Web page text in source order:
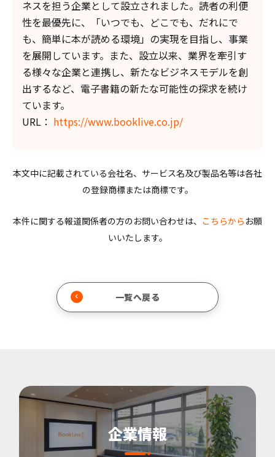
ネスを担う企業として設立されました。読者の利便
性を最優先に、「いつでも、どこでも、だれにで
も、簡単に本が読める環境」の実現を目指し、事業
を展開しています。また、設立以来、業界を牽引す
る様々な企業と連携し、新たなビジネスモデルを創
出するなど、電子書籍の新たな可能性の探求を続け
ています。
URL： https://www.booklive.co.jp/
本文中に記載されている会社名、サービス名及び製品名等は各社
の登録商標または商標です。
本件に関する報道関係者の方のお問い合わせは、 こちらから お願
いいたします。
一覧へ戻る
企業情報